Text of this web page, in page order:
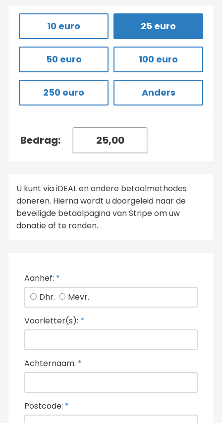
10 euro 25 euro
50 euro 100 euro
250 euro Anders
Bedrag:
U kunt via iDEAL en andere betaalmethodes
doneren. Hierna wordt u doorgeleid naar de
beveiligde betaalpagina van Stripe om uw
donatie af te ronden.
Aanhef: *
Dhr.
Mevr.
Voorletter(s): *
Achternaam: *
Postcode: *